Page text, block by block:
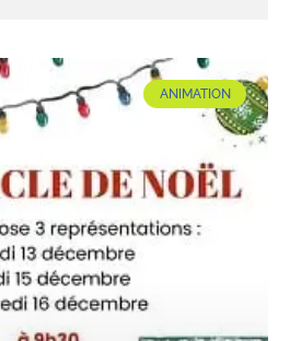
ANIMATION